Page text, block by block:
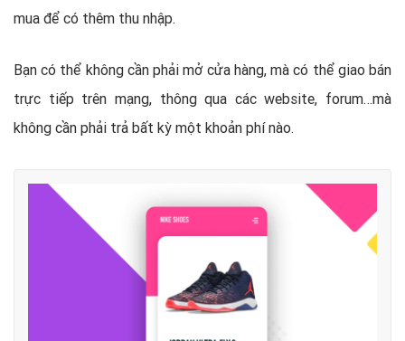
mua để có thêm thu nhập.
Bạn có thể không cần phải mở cửa hàng, mà có thể giao bán
trực tiếp trên mạng, thông qua các website, forum…mà
không cần phải trả bất kỳ một khoản phí nào.